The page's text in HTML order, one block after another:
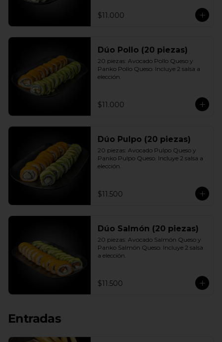
$11.000
Dúo Pollo (20 piezas)
20 piezas: Avocado Pollo Queso y
Panko Pollo Queso. Incluye 2 salsa a
elección.
$11.000
Dúo Pulpo (20 piezas)
20 piezas: Avocado Pulpo Queso y
Panko Pulpo Queso. Incluye 2 salsa a
elección.
$11.500
Dúo Salmón (20 piezas)
20 piezas: Avocado Salmón Queso y
Panko Salmón Queso. Incluye 2 salsa
a elección.
$11.500
Entradas